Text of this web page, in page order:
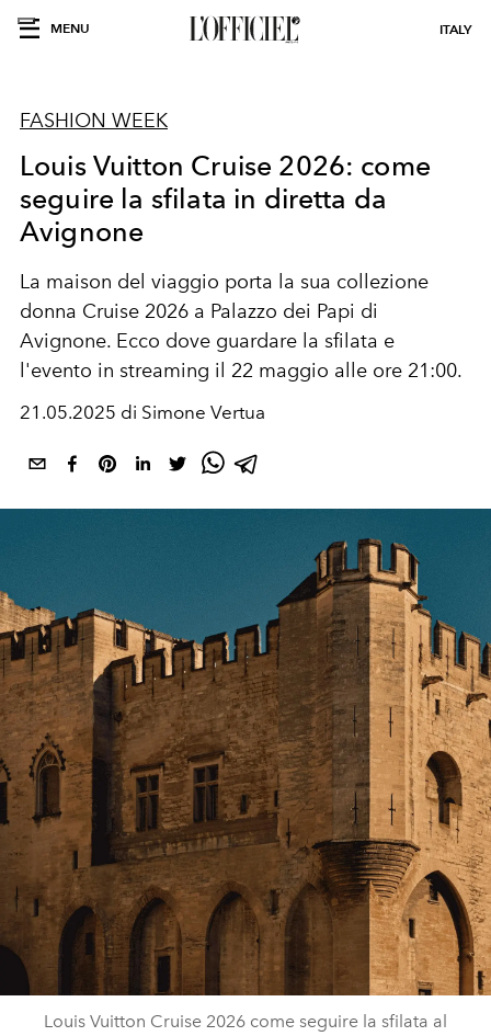
MENU ITALY
FASHION WEEK
Louis Vuitton Cruise 2026: come
seguire la sfilata in diretta da
Avignone
La maison del viaggio porta la sua collezione
donna Cruise 2026 a Palazzo dei Papi di
Avignone. Ecco dove guardare la sfilata e
l'evento in streaming il 22 maggio alle ore 21:00.
21.05.2025 di Simone Vertua
Louis Vuitton Cruise 2026 come seguire la sfilata al